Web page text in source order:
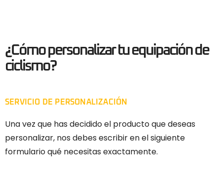
¿Cómo personalizar tu equipación de
ciclismo?
SERVICIO DE PERSONALIZACIÓN
Una vez que has decidido el producto que deseas
personalizar, nos debes escribir en el siguiente
formulario qué necesitas exactamente.